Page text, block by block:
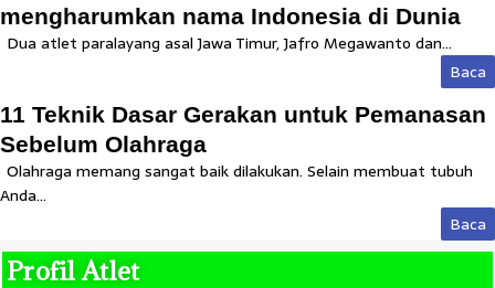
mengharumkan nama Indonesia di Dunia
Dua atlet paralayang asal Jawa Timur, Jafro Megawanto dan...
Baca
11 Teknik Dasar Gerakan untuk Pemanasan
Sebelum Olahraga
Olahraga memang sangat baik dilakukan. Selain membuat tubuh
Anda...
Baca
Profil Atlet